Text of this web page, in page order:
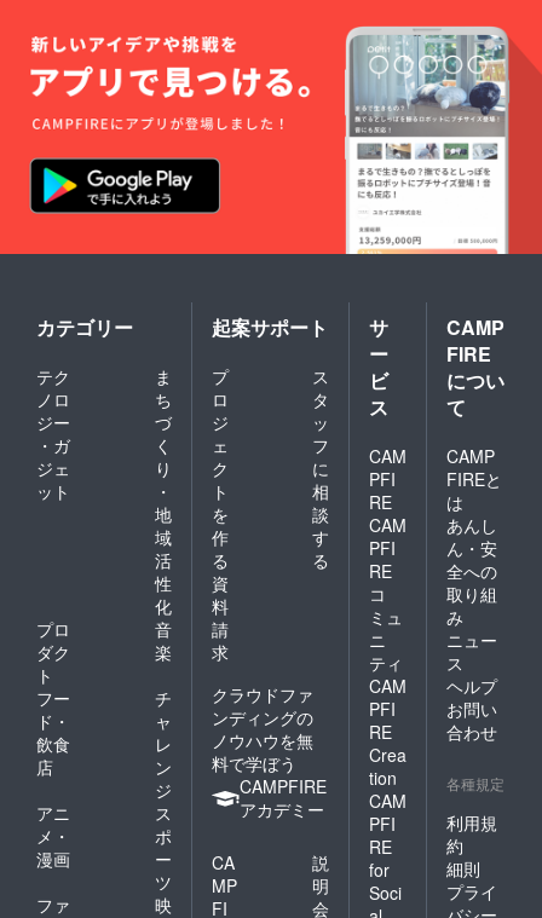
ます。
※詳細は
後日
メール
にてお
知らせ
いたし
ます。
カテゴリー
テク
ノロ
ジー
・ガ
ジェ
ット
ま
ち
づ
く
り
・
地
域
活
性
化
プロ
ダク
ト
音
楽
フー
ド・
飲食
店
チ
ャ
レ
ン
ジ
アニ
メ・
漫画
ス
ポ
ー
ツ
ファ
映
起案サポート
プ
ロ
ジ
ェ
ク
ト
を
作
る
ス
タ
ッ
フ
に
相
談
す
る
資
料
請
求
クラウドファ
ンディングの
ノウハウを無
料で学ぼう
CAMPFIRE
アカデミー
CA
MP
FI
説
明
会
サ
ー
ビ
ス
CAM
PFI
RE
CAM
PFI
RE
コ
ミュ
ニ
ティ
CAM
PFI
RE
Crea
tion
CAM
PFI
RE
for
Soci
CAMP
FIRE
につい
て
CAMP
FIREと
は
あんし
ん・安
全への
取り組
み
ニュー
ス
ヘルプ
お問い
合わせ
各種規定
利用規
約
細則
プライ